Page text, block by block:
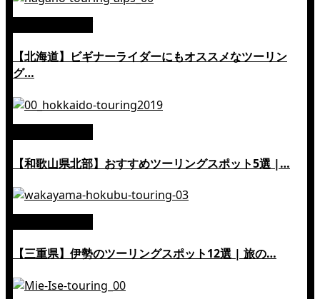
【北海道】ビギナーライダーにもオススメなツーリン
グ…
【和歌山県北部】おすすめツーリングスポット5選 |…
【三重県】伊勢のツーリングスポット12選 | 旅の…